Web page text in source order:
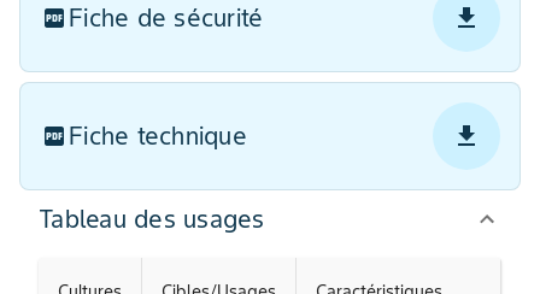
Fiche de sécurité
Fiche technique
Tableau des usages